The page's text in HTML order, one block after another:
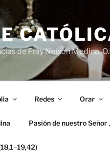
de Fray Nelson Medina,
Redes Orar
Pasión de nuestro